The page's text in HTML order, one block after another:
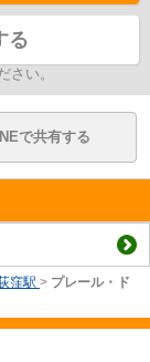
る
さい。
で共有する
窪駅 > プレール・ド